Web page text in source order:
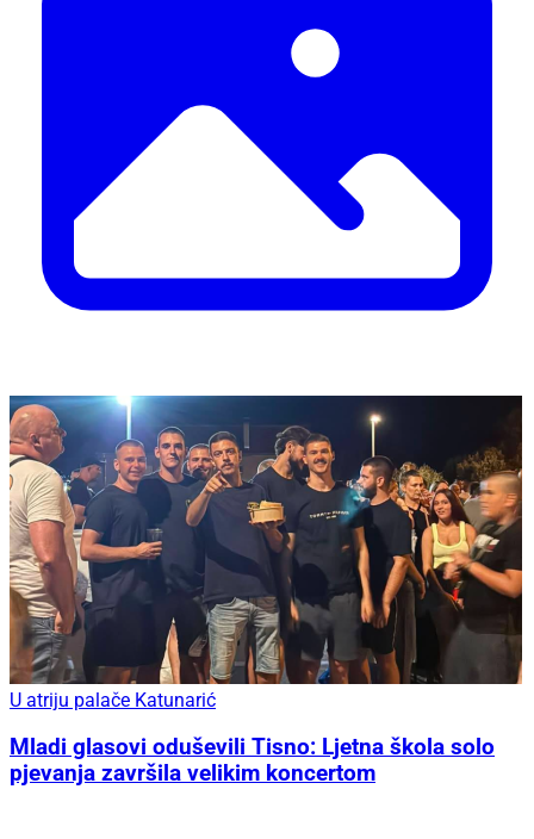
U atriju palače Katunarić
Mladi glasovi oduševili Tisno: Ljetna škola solo
pjevanja završila velikim koncertom